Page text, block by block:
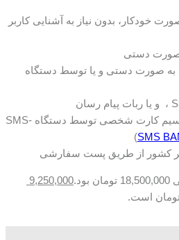
خودکار، بدون نیاز به آشنایی کاربر
صورت دستی
به صورت دستی و یا توسط دستگاه
ارسال پیامک از طریق سیم کارت شخصی توسط دستگاه SMS-
)
کشور از طریق پست سفارشی
9,250,000